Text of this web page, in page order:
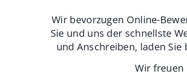
Wir bevorzugen Online-
Sie und uns der schnellste
und Anschreiben, laden
Wir freuen